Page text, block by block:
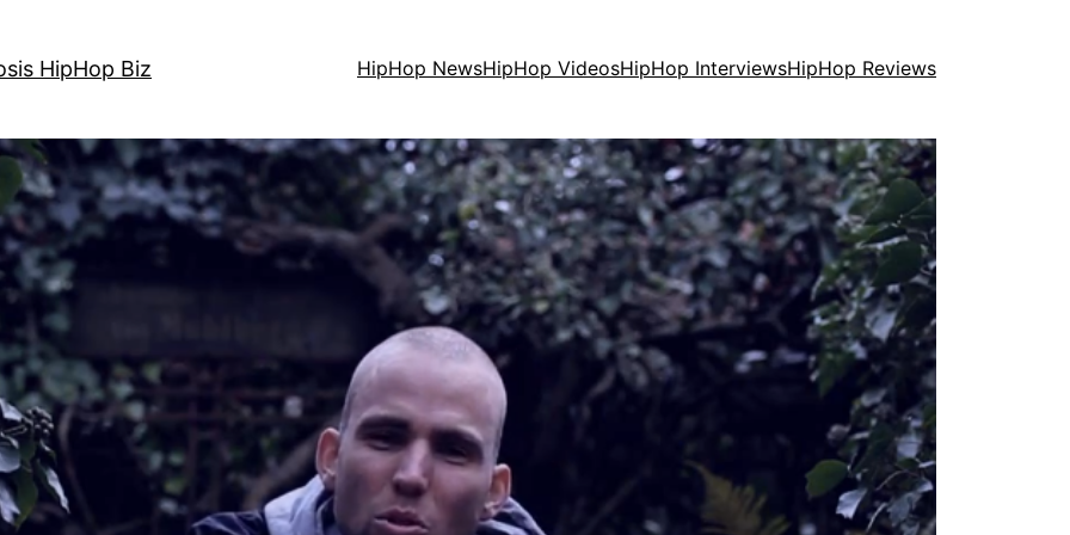
HipHop Biz HipHop NewsHipHop VideosHipHop InterviewsHipHop Reviews